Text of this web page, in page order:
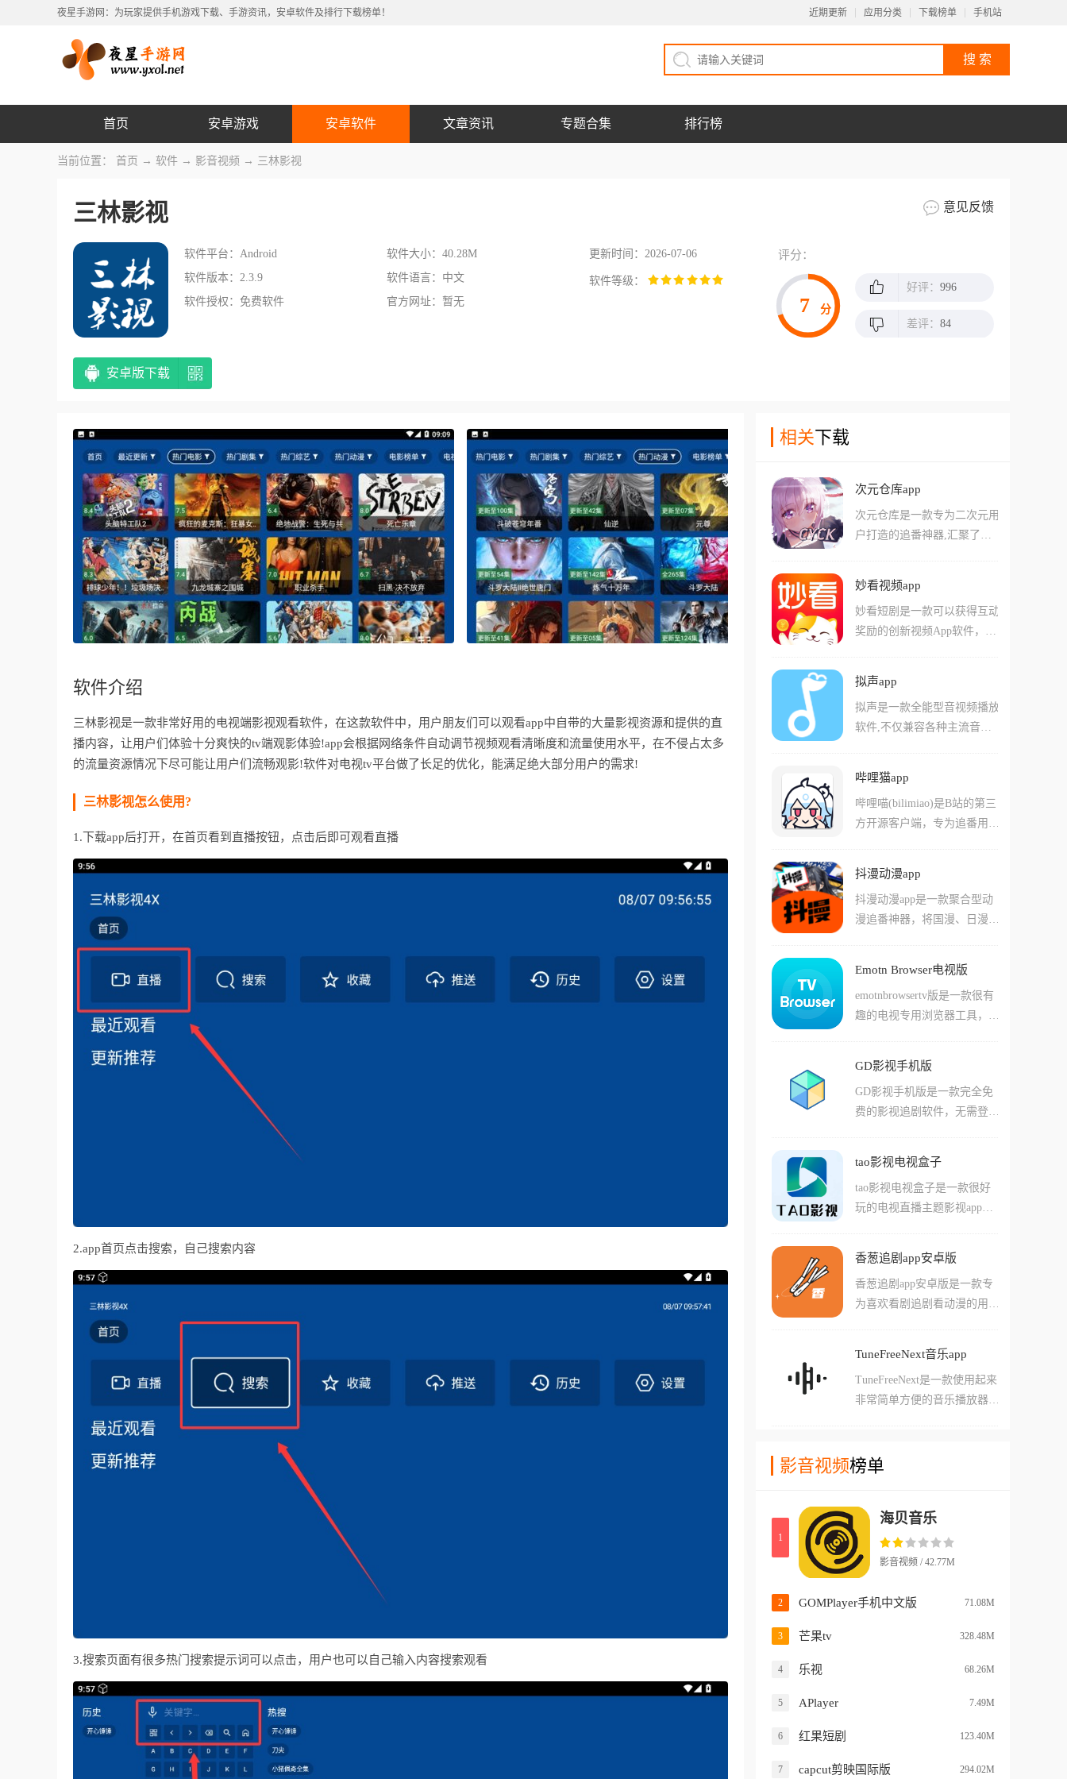
夜星手游网：为玩家提供手机游戏下载、手游资讯，安卓软件及排行下载榜单！ 近期更新 应用分类 下载榜单 手机站
首页 安卓游戏 安卓软件 文章资讯 专题合集 排行榜
当前位置： 首页 → 软件 → 影音视频 → 三林影视
三林影视 意见反馈
软件平台：Android 软件大小：40.28M
更新时间：2026-07-06
软件版本：2.3.9
软件语言：中文
软件等级：
软件授权：免费软件
官方网址：暂无
评分：
7 分
好评： 996
差评： 84
安卓版下载
软件介绍
三林影视是一款非常好用的电视端影视观看软件，在这款软件中，用户朋友们可以观看app中自带的大量影视资源和提供的直
播内容，让用户们体验十分爽快的tv端观影体验!app会根据网络条件自动调节视频观看清晰度和流量使用水平，在不侵占太多
的流量资源情况下尽可能让用户们流畅观影!软件对电视tv平台做了长足的优化，能满足绝大部分用户的需求!
三林影视怎么使用?
1.下载app后打开，在首页看到直播按钮，点击后即可观看直播
2.app首页点击搜索，自己搜索内容
3.搜索页面有很多热门搜索提示词可以点击，用户也可以自己输入内容搜索观看
相关下载
次元仓库app
次元仓库是一款专为二次元用
户打造的追番神器,汇聚了日
尽。平台实时同步全网更新,
保证不会错过最为精彩的剧集
内容,在免会员免广告的情况
番。app界面清晰简单,漫画分
投屏到电视观看,并提供搜
索、分类到播放的一站式服
畅播放体验,让用户随时随地
妙看视频app
妙看短剧是一款可以获得互动
奖励的创新视频App软件，软
一网打尽，用户在享受观看的
同时，通过观看时长和互动任
务积累金币，并能直接兑换成
同时赚点奶茶钱。
拟声app
拟声是一款全能型音视频播放
软件,不仅兼容各种主流音频
步。软件支持本地音乐播放,
用户可以上传多种格式音乐文
件,并进行音调调整,设置桌面
能力能带来不一样的体验。拟
e4K实时画质提升、逐帧播放
等高级功能,可以同时登录多
制。搭配动态歌词弹幕及拟物
哔哩猫app
哔哩喵(bilimiao)是B站的第三
方开源客户端，专为追番用户
番剧、国创、动画、音乐、影
视等各类内容，支持实时弹幕
互动。最吸引人的是，即使没
画质，而且全程无广告干扰。
简单直观，体积仅34M左右却
功能全面，支持视频下载缓
特色功能，是B站用户追求纯
抖漫动漫app
抖漫动漫app是一款聚合型动
漫追番神器，将国漫、日漫、
一站式的观看平台。软件整合
了多个动漫站点内容，用户无
需会员即可畅快追番，支持高
节、投屏与离线缓存等全面功
细致，更新速度快，让用户随
时随地都能畅享喜爱的动漫作
佳选择。
Emotn Browser电视版
emotnbrowsertv版是一款很有
趣的电视专用浏览器工具，这
览器功能浏览各种页面来进行
观看！在软件中还有许多特殊
的功能等着你来体验，其中包
索工具，还有很多能够检查清
套功能！软件内置的小工具种
类繁多而且都能够发挥作用！
GD影视手机版
GD影视手机版是一款完全免
费的影视追剧软件，无需登录
源，涵盖了国内外正在热播和
已经完结的影视剧集。软件本
身纯净无广告，还聚合了多个
开会员也能观看VIP内容。界
细，更新速度和官方同步，追
剧体验相当不错。软件还支持
容投射到电视或投影设备上观
tao影视电视盒子
tao影视电视盒子是一款很好
玩的电视直播主题影视app，
集和资源，并且直接通过电视
上本软件播放的方式开始观
看！软件除开这些点播内容，
视频直播内容，用户们动动手
的直播内容，非常的方便！而
且软件视频画质清晰度也很
香葱追剧app安卓版
香葱追剧app安卓版是一款专
为喜欢看剧追剧看动漫的用户
内容，还有很多辅助功能也十
分好用，比如自动字幕匹配功
能让用户们不用费时费力寻找
容的时候实时的和其他用户进
0p到4k资源，这里都能找到！
TuneFreeNext音乐app
TuneFreeNext是一款使用起来
非常简单方便的音乐播放器工
资源来进行播放，而且在这款
式，软件能够简单的复制歌单
中的所有内容到软件中，并且
支持直接进行播放。更不要担
心其他平台会出现的歌单部分
歌曲丢失的情况，因为这款ap
影音视频榜单
1
海贝音乐
影音视频 / 42.77M
2 GOMPlayer手机中文版 71.08M
3 芒果tv 328.48M
4 乐视 68.26M
5 APlayer 7.49M
6 红果短剧 123.40M
7 capcut剪映国际版 294.02M